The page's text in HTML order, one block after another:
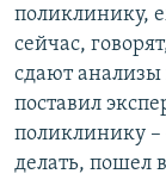
поликлинику,
сейчас,
сдают
поставил
поликлинику –
делать, пошел